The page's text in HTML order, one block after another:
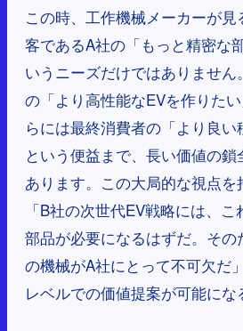
この時、工作機械メーカーが
客であるA社の「もっと精密な
いうニーズだけではありませ
の「より高性能なEVを作りた
らには最終消費者の「より良い
という便益まで、長い価値の
あります。この大局的な視点を
「B社の次世代EV戦略には、
部品が必要になるはずだ。その
の機械がA社にとって不可欠だ
レベルでの価値提案が可能にな